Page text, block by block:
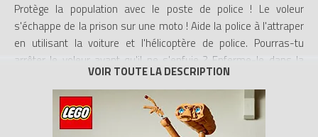
Protège la population avec le poste de police ! Le voleur
s'échappe de la prison sur une moto ! Aide la police à l'attraper
en utilisant la voiture et l'hélicoptère de police. Pourras-tu
arrêter le voleur avant qu'il ne s'enfuie ? Enferme-le dans la
prison ! Le poste de police comprend des détails réalistes,
notamment un lit et une chaise. Les figurines LEGO DUPLO et les
animaux sont colorés, solides et adaptés aux petites mains à
l'imagination débordante.